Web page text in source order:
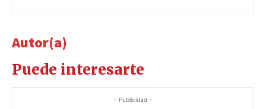
Autor(a)
Puede interesarte
- Publicidad -